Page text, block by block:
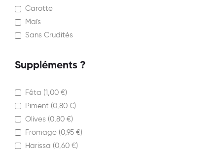
Carotte
Maïs
Sans Crudités
Suppléments ?
Fêta (1,00 €)
Piment (0,80 €)
Olives (0,80 €)
Fromage (0,95 €)
Harissa (0,60 €)